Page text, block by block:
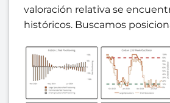
valoración relativa se
históricos. Buscamos